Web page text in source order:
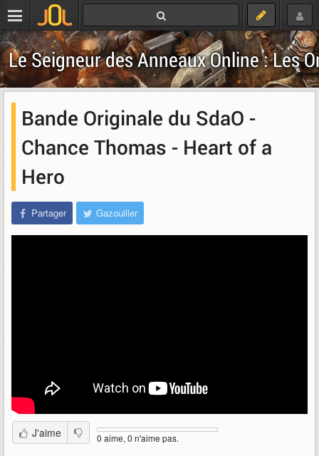
Le Seigneur des Anneaux Online : Les
Bande Originale du SdaO -
Chance Thomas - Heart of a
Hero
Partager Gazouiller
J'aime 0 aime, 0 n'aime pas.